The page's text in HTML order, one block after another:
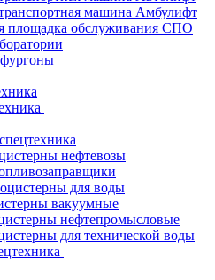
машина Амбулифт
площадка обслуживания СПО
нефтевозы
для воды
вакуумные
нефтепромысловые
для технической воды